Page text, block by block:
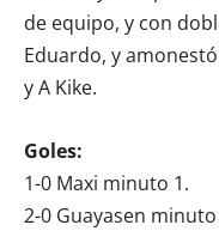
de equipo, y con
Eduardo, y amonestó
y A Kike.
Goles:
1-0 Maxi minuto 1.
2-0 Guayasen minuto